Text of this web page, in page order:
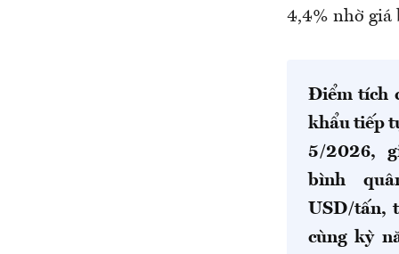
4,4% nhờ giá
Điểm tích
khẩu tiếp
5/2026,
bình
USD/tấn,
cùng kỳ